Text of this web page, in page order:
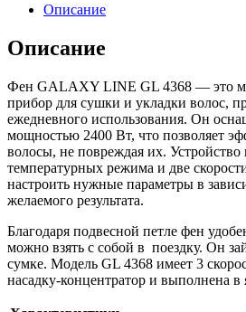
Описание
Описание
Фен GALAXY LINE GL 4368 — это
прибор для сушки и укладки волос,
ежедневного использования. Он
мощностью 2400 Вт, что позволяет
волосы, не повреждая их. Устройство
температурных режима и две
настроить нужные параметры в
желаемого результата.
Благодаря подвесной петле фен
можно взять с собой в поездку. Он
сумке. Модель GL 4368 имеет 3
насадку-концентратор и выполнена